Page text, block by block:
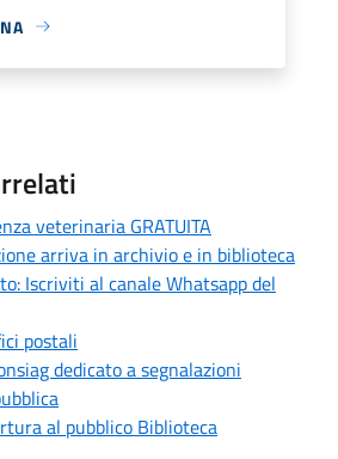
veterinaria GRATUITA
arriva in archivio e in biblioteca
Iscriviti al canale Whatsapp del
postali
dedicato a segnalazioni
al pubblico Biblioteca